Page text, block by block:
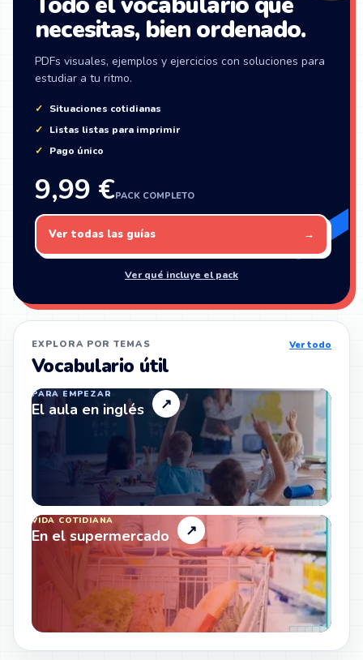
necesitas, bien ordenado.
PDFs visuales, ejemplos y ejercicios con soluciones para
estudiar a tu ritmo.
Situaciones cotidianas
Listas listas para imprimir
Pago único
9,99 €PACK COMPLETO
Ver todas las guías →
Ver qué incluye el pack
EXPLORA POR TEMAS
Vocabulario útil
Ver todo
PARA EMPEZAR
El aula en inglés ↗
VIDA COTIDIANA
En el supermercado ↗